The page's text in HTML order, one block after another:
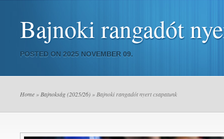
Bajnoki rangadót
POSTED ON 2025 NOVEMBER 09.
Home » Bajnokság (2025/26) » Bajnoki rangadót nyert csapatunk